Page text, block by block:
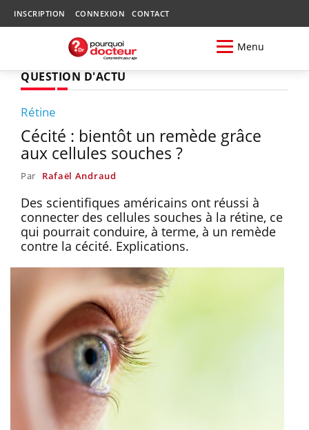
INSCRIPTION CONNEXION CONTACT
Menu
QUESTION D'ACTU
Rétine
Cécité : bientôt un remède grâce
aux cellules souches ?
Par Rafaël Andraud
Des scientifiques américains ont réussi à
connecter des cellules souches à la rétine, ce
qui pourrait conduire, à terme, à un remède
contre la cécité. Explications.